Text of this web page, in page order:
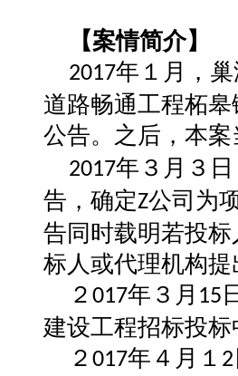
【案情简介】
2017年１月，
道路畅通工程柘
公告。之后，本案
2017年３月３
告，确定Z公司为
告同时载明若投
标人或代理机构提
２ 017年３月 15
建设工程招标投
２ 017年４月１ 2